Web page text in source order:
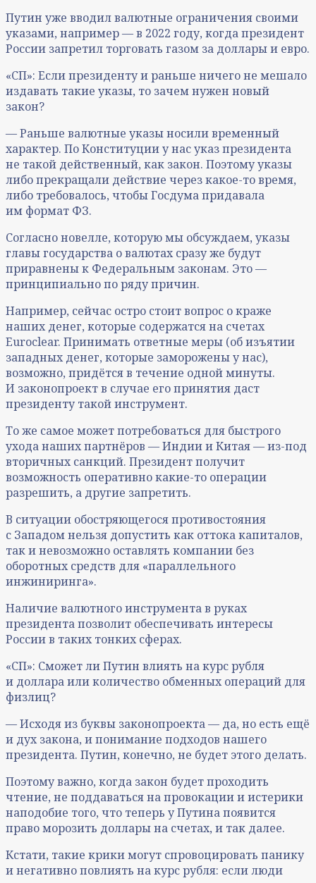
Путин уже вводил валютные ограничения своими
указами, например — в 2022 году, когда президент
России запретил торговать газом за доллары и евро.
«СП»: Если президенту и раньше ничего не мешало
издавать такие указы, то зачем нужен новый
закон?
— Раньше валютные указы носили временный
характер. По Конституции у нас указ президента
не такой действенный, как закон. Поэтому указы
либо прекращали действие через какое-то время,
либо требовалось, чтобы Госдума придавала
им формат ФЗ.
Согласно новелле, которую мы обсуждаем, указы
главы государства о валютах сразу же будут
приравнены к Федеральным законам. Это —
принципиально по ряду причин.
Например, сейчас остро стоит вопрос о краже
наших денег, которые содержатся на счетах
Euroclear. Принимать ответные меры (об изъятии
западных денег, которые заморожены у нас),
возможно, придётся в течение одной минуты.
И законопроект в случае его принятия даст
президенту такой инструмент.
То же самое может потребоваться для быстрого
ухода наших партнёров — Индии и Китая — из-под
вторичных санкций. Президент получит
возможность оперативно какие-то операции
разрешить, а другие запретить.
В ситуации обостряющегося противостояния
с Западом нельзя допустить как оттока капиталов,
так и невозможно оставлять компании без
оборотных средств для «параллельного
инжиниринга».
Наличие валютного инструмента в руках
президента позволит обеспечивать интересы
России в таких тонких сферах.
«СП»: Сможет ли Путин влиять на курс рубля
и доллара или количество обменных операций для
физлиц?
— Исходя из буквы законопроекта — да, но есть ещё
и дух закона, и понимание подходов нашего
президента. Путин, конечно, не будет этого делать.
Поэтому важно, когда закон будет проходить
чтение, не поддаваться на провокации и истерики
наподобие того, что теперь у Путина появится
право морозить доллары на счетах, и так далее.
Кстати, такие крики могут спровоцировать панику
и негативно повлиять на курс рубля: если люди